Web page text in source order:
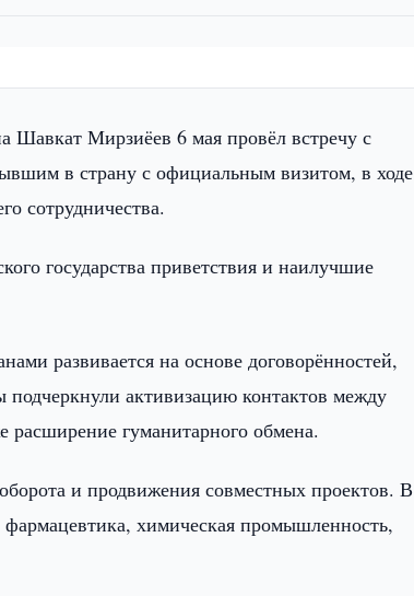
Шавкат Мирзиёев 6 мая провёл встречу с
в страну с официальным визитом, в ходе
сотрудничества.
государства приветствия и наилучшие
развивается на основе договорённостей,
активизацию контактов между
расширение гуманитарного обмена.
и продвижения совместных проектов. В
химическая промышленность,